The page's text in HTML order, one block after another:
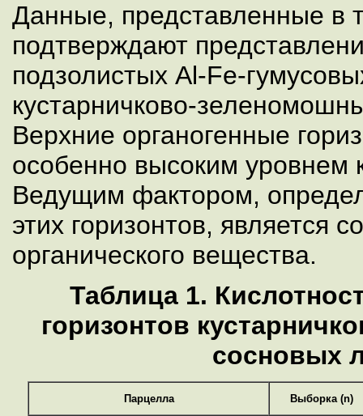
Данные, представленные в
подтверждают
подзолистых Al-Fe-
кустарничково-
Верхние органогенные
особенно высоким уровнем
Ведущим фактором,
этих горизонтов, является
органического вещества.
Таблица 1.
горизонтов
сосновых
Парцелла
Выборка (n)